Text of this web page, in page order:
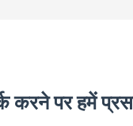
करने पर हमें